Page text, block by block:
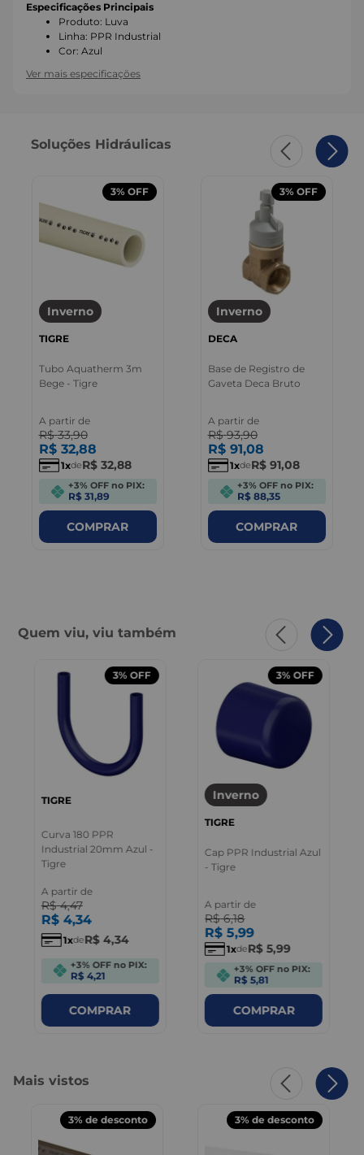
Especificações Principais
Produto: Luva
Linha: PPR Industrial
Cor: Azul
Ver mais especificações
Soluções Hidráulicas
3% OFF
Inverno
TIGRE
Tubo Aquatherm 3m
Bege - Tigre
A partir de
R$ 33,90
R$ 32,88
1 deR$ 32,88
+3% OFF no PIX:
R$ 31,89
COMPRAR
3% OFF
Inverno
DECA
Base de Registro de
Gaveta Deca Bruto
A partir de
R$ 93,90
R$ 91,08
1 deR$ 91,08
+3% OFF no PIX:
R$ 88,35
COMPRAR
Quem viu, viu também
3% OFF
TIGRE
Curva 180 PPR
Industrial 20mm Azul -
Tigre
A partir de
R$ 4,47
R$ 4,34
1 deR$ 4,34
+3% OFF no PIX:
R$ 4,21
COMPRAR
3% OFF
Inverno
TIGRE
Cap PPR Industrial Azul
- Tigre
A partir de
R$ 6,18
R$ 5,99
1 deR$ 5,99
+3% OFF no PIX:
R$ 5,81
COMPRAR
Mais vistos
3% de desconto 3% de desconto